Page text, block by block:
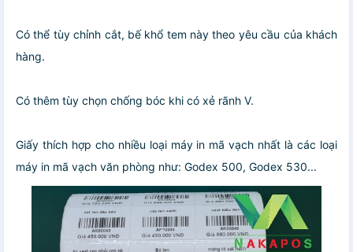
Có thể tùy chỉnh cắt, bế khổ tem này theo yêu cầu của khách
hàng.
Có thêm tùy chọn chống bóc khi có xẻ rãnh V.
Giấy thích hợp cho nhiều loại máy in mã vạch nhất là các loại
máy in mã vạch văn phòng như: Godex 500, Godex 530...